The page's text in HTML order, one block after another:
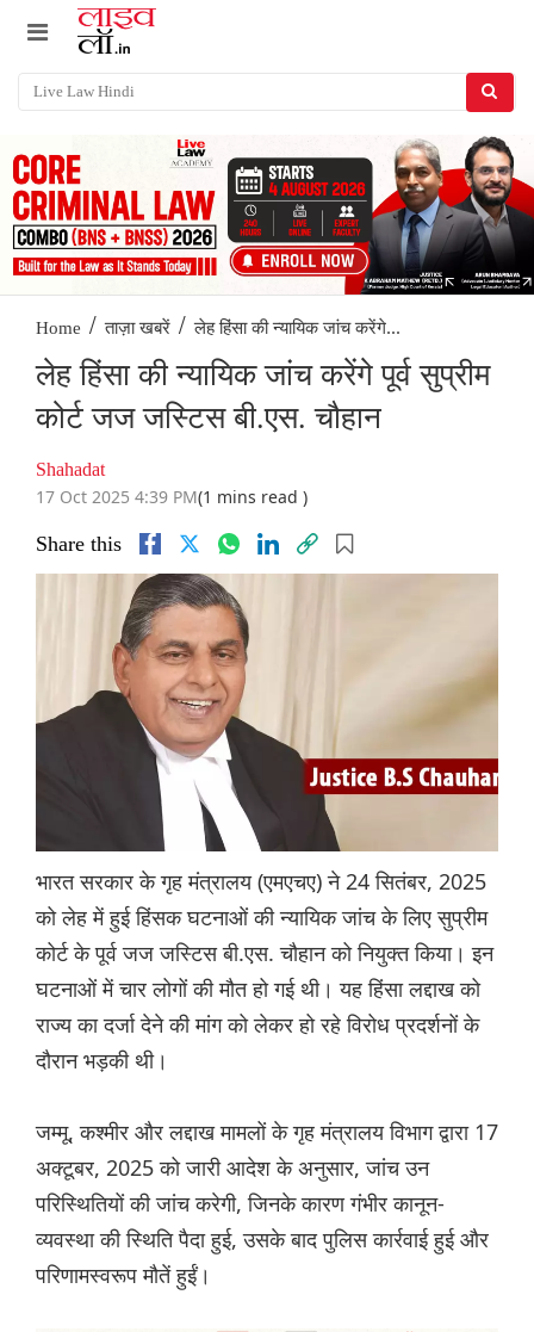
Home / ताज़ा खबरें / लेह हिंसा की न्यायिक जांच करेंगे...
लेह हिंसा की न्यायिक जांच करेंगे पूर्व सुप्रीम
कोर्ट जज जस्टिस बी.एस. चौहान
Shahadat
17 Oct 2025 4:39 PM(1 mins read )
Share this
भारत सरकार के गृह मंत्रालय (एमएचए) ने 24 सितंबर, 2025
को लेह में हुई हिंसक घटनाओं की न्यायिक जांच के लिए सुप्रीम
कोर्ट के पूर्व जज जस्टिस बी.एस. चौहान को नियुक्त किया। इन
घटनाओं में चार लोगों की मौत हो गई थी। यह हिंसा लद्दाख को
राज्य का दर्जा देने की मांग को लेकर हो रहे विरोध प्रदर्शनों के
दौरान भड़की थी।
जम्मू, कश्मीर और लद्दाख मामलों के गृह मंत्रालय विभाग द्वारा 17
अक्टूबर, 2025 को जारी आदेश के अनुसार, जांच उन
परिस्थितियों की जांच करेगी, जिनके कारण गंभीर कानून-
व्यवस्था की स्थिति पैदा हुई, उसके बाद पुलिस कार्रवाई हुई और
परिणामस्वरूप मौतें हुईं।